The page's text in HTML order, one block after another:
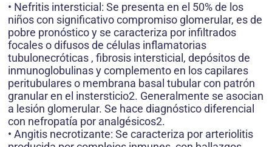
• Nefritis intersticial: Se presenta en el 50% de los
niños con significativo compromiso glomerular, es de
pobre pronóstico y se caracteriza por infiltrados
focales o difusos de células inflamatorias
tubulonecróticas , fibrosis intersticial, depósitos de
inmunoglobulinas y complemento en los capilares
peritubulares o membrana basal tubular con patrón
granular en el instersticio2. Generalmente se asocian
a lesión glomerular. Se hace diagnóstico diferencial
con nefropatía por analgésicos2.
• Angitis necrotizante: Se caracteriza por arteriolitis